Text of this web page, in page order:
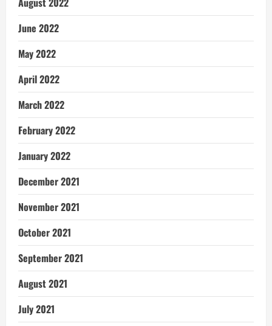
June 2022
May 2022
April 2022
March 2022
February 2022
January 2022
December 2021
November 2021
October 2021
September 2021
August 2021
July 2021